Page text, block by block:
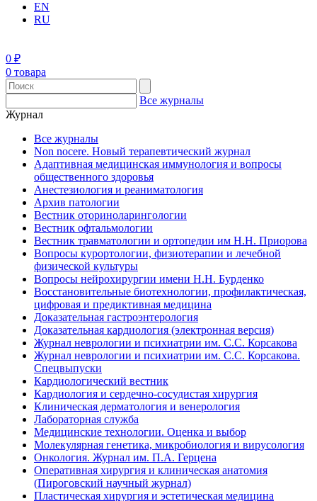
EN
RU
0 ₽
0 товара
Все журналы
Журнал
Все журналы
Non nocere. Новый терапевтический журнал
Адаптивная медицинская иммунология и вопросы
общественного здоровья
Анестезиология и реаниматология
Архив патологии
Вестник оториноларингологии
Вестник офтальмологии
Вестник травматологии и ортопедии им Н.Н. Приорова
Вопросы курортологии, физиотерапии и лечебной
физической культуры
Вопросы нейрохирургии имени Н.Н. Бурденко
Восстановительные биотехнологии, профилактическая,
цифровая и предиктивная медицина
Доказательная гастроэнтерология
Доказательная кардиология (электронная версия)
Журнал неврологии и психиатрии им. С.С. Корсакова
Журнал неврологии и психиатрии им. С.С. Корсакова.
Спецвыпуски
Кардиологический вестник
Кардиология и сердечно-сосудистая хирургия
Клиническая дерматология и венерология
Лабораторная служба
Медицинские технологии. Оценка и выбор
Молекулярная генетика, микробиология и вирусология
Онкология. Журнал им. П.А. Герцена
Оперативная хирургия и клиническая анатомия
(Пироговский научный журнал)
Пластическая хирургия и эстетическая медицина